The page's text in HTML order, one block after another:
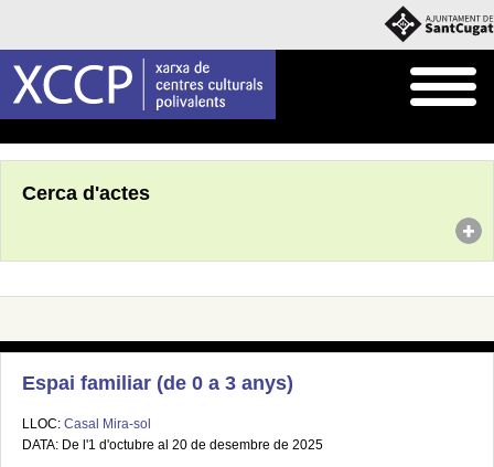
Cerca d'actes
Espai familiar (de 0 a 3 anys)
LLOC: Casal Mira-sol
DATA: De l'1 d'octubre al 20 de desembre de 2025